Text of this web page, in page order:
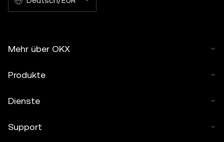
Mehr über OKX
Produkte
Dienste
Support